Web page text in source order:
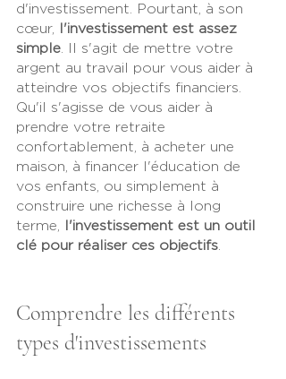
d'investissement. Pourtant, à son
cœur, l'investissement est assez
simple . Il s'agit de mettre votre
argent au travail pour vous aider à
atteindre vos objectifs financiers.
Qu'il s'agisse de vous aider à
prendre votre retraite
confortablement, à acheter une
maison, à financer l'éducation de
vos enfants, ou simplement à
construire une richesse à long
terme,
l'investissement est un outil
clé pour réaliser ces objectifs
Comprendre les différents
types d'investissements